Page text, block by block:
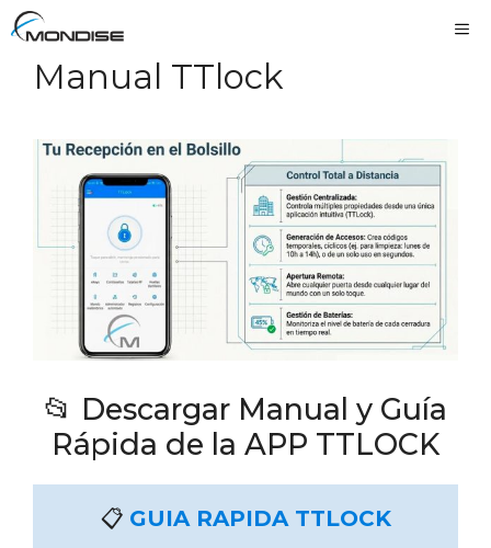
Saltar
al
contenido
Manual TTlock
📂 Descargar Manual y Guía
Rápida de la APP TTLOCK
📋 GUIA RAPIDA TTLOCK